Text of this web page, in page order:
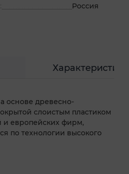
Россия
Характеристики
основе древесно-
слоистым пластиком
и европейских фирм,
по технологии высокого